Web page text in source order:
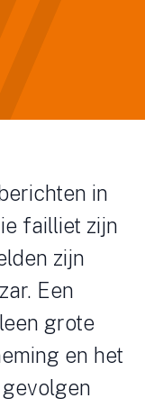
in
failliet zijn
zijn
Een
grote
en het